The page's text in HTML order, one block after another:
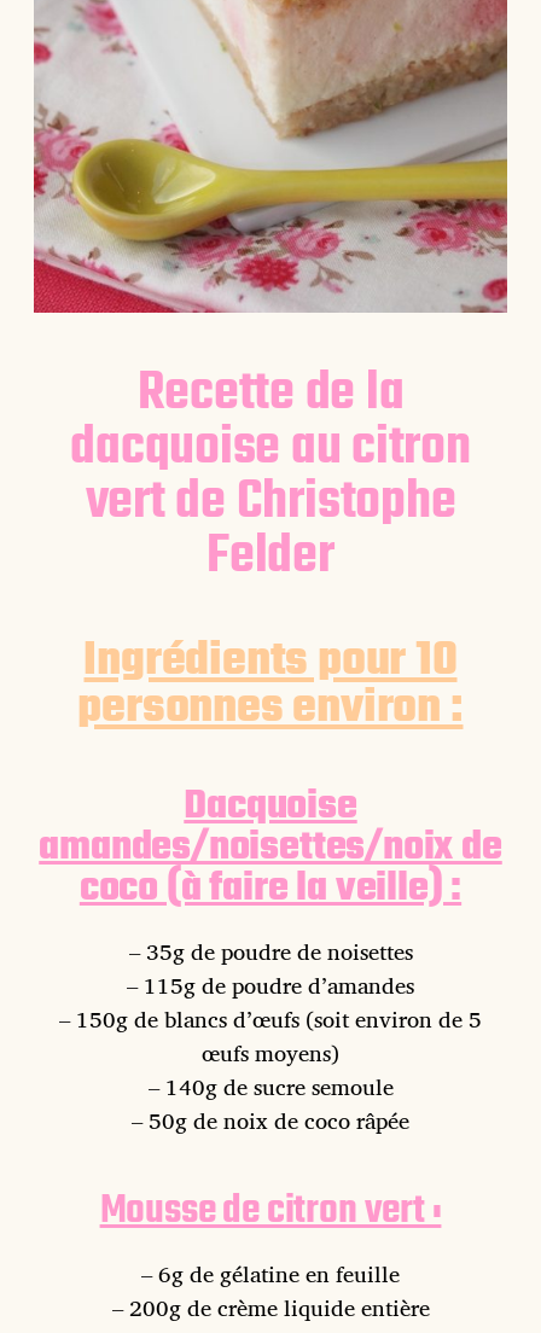
Recette de la
dacquoise au citron
vert de Christophe
Felder
Ingrédients pour 10
personnes environ :
Dacquoise
amandes/noisettes/noix de
coco (à faire la veille) :
– 35g de poudre de noisettes
– 115g de poudre d’amandes
– 150g de blancs d’œufs (soit environ de 5
œufs moyens)
– 140g de sucre semoule
– 50g de noix de coco râpée
Mousse de citron vert :
– 6g de gélatine en feuille
– 200g de crème liquide entière